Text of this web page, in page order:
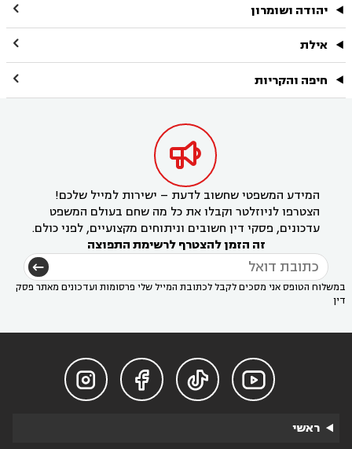
יהודה ושומרון 
אילת 
חיפה והקריות 

המידע המשפטי שחשוב לדעת – ישירות למייל שלכם!
הצטרפו לניוזלטר וקבלו את כל מה שחם בעולם המשפט
עדכונים, פסקי דין חשובים וניתוחים מקצועיים, לפני כולם.
זה הזמן להצטרף לרשימת התפוצה
במשלוח הטופס אני מסכים לקבל לכתובת המייל שלי פרסומות ועדכונים מאתר פסק
דין




ראשי